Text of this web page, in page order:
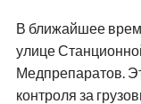
В ближайшее
улице
Медпрепаратов.
контроля за